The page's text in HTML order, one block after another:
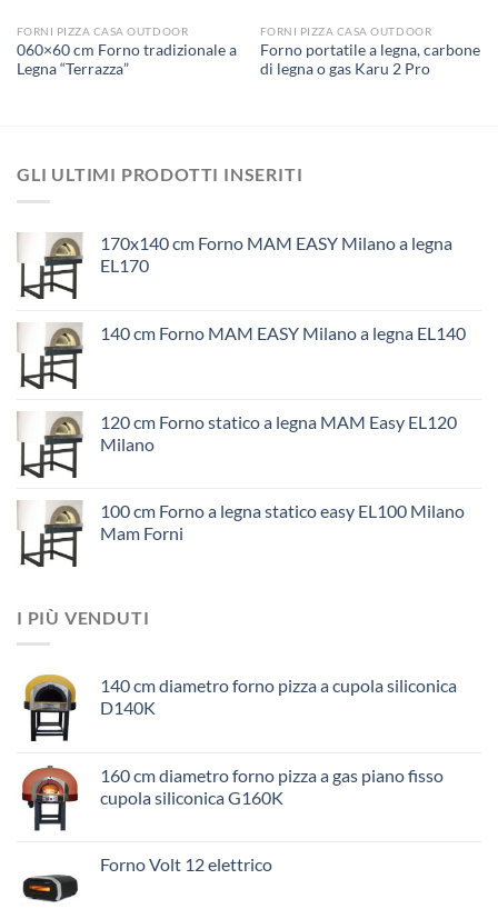
FORNI PIZZA CASA OUTDOOR
060×60 cm Forno tradizionale a
Legna “Terrazza”
FORNI PIZZA CASA OUTDOOR
Forno portatile a legna, carbone
di legna o gas Karu 2 Pro
GLI ULTIMI PRODOTTI INSERITI
170x140 cm Forno MAM EASY Milano a legna
EL170
140 cm Forno MAM EASY Milano a legna EL140
120 cm Forno statico a legna MAM Easy EL120
Milano
100 cm Forno a legna statico easy EL100 Milano
Mam Forni
I PIÙ VENDUTI
140 cm diametro forno pizza a cupola siliconica
D140K
160 cm diametro forno pizza a gas piano fisso
cupola siliconica G160K
Forno Volt 12 elettrico